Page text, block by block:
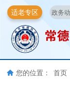
适老专区
您的位置： 首页